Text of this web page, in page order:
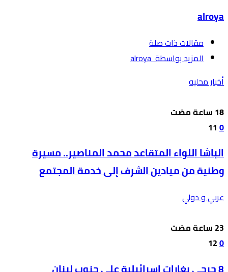
alroya
‫مقالات ذات صلة‬
‫‫المزيد بواسطة‬ ‬ alroya
أخبار محليه
0
11
الباشا اللواء المتقاعد محمد المناصير.. مسيرة
وطنية من ميادين الشرف إلى خدمة المجتمع
عربي و دولي
0
12